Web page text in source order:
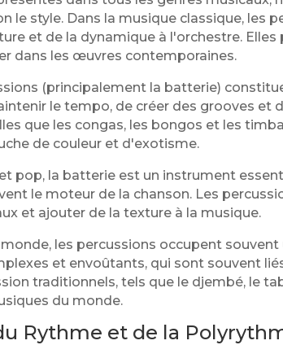
le style. Dans la musique classique, les
et de la dynamique à l'orchestre.
dans les œuvres contemporaines.
(principalement la batterie)
le tempo, de créer des grooves et
que les congas, les bongos et les
de couleur et d'exotisme.
pop, la batterie est un instrument
le moteur de la chanson. Les
et ajouter de la texture à la musique.
les percussions occupent
et envoûtants, qui sont souvent
traditionnels, tels que le djembé, le
du monde.
Rythme et de la